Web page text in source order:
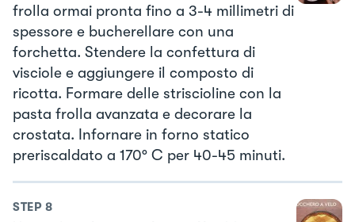
frolla ormai pronta fino a 3-4 millimetri di
spessore e bucherellare con una
forchetta. Stendere la confettura di
visciole e aggiungere il composto di
ricotta. Formare delle striscioline con la
pasta frolla avanzata e decorare la
crostata. Infornare in forno statico
preriscaldato a 170° C per 40-45 minuti.
STEP 8